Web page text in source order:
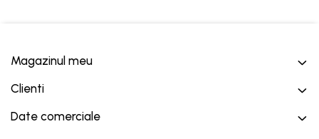
Magazinul meu
Clienti
Date comerciale